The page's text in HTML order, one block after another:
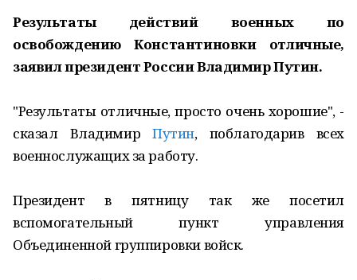
Результаты действий военных по
освобождению Константиновки отличные,
заявил президент России Владимир Путин.
"Результаты отличные, просто очень хорошие", -
сказал ВладимирПутин, поблагодарив всех
военнослужащих за работу.
Президент в пятницу так же посетил
вспомогательный пункт управления
Объединенной группировки войск.